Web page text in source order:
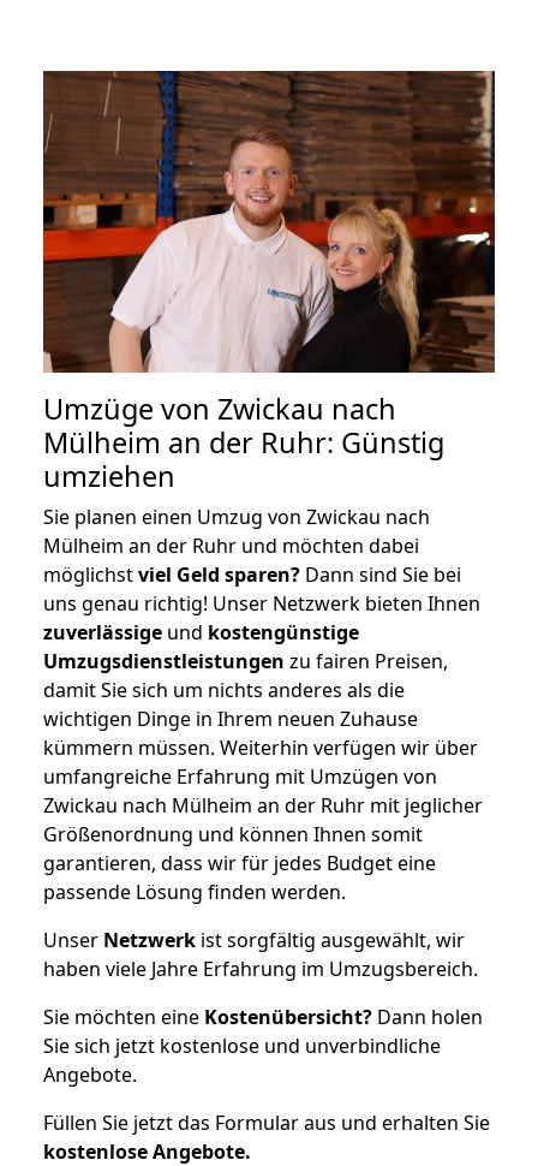
Umzüge von Zwickau nach
Mülheim an der Ruhr: Günstig
umziehen
Sie planen einen Umzug von Zwickau nach
Mülheim an der Ruhr und möchten dabei
möglichstviel Geld sparen? Dann sind Sie bei
uns genau richtig! Unser Netzwerk bieten Ihnen
zuverlässige und kostengünstige
Umzugsdienstleistungen zu fairen Preisen,
damit Sie sich um nichts anderes als die
wichtigen Dinge in Ihrem neuen Zuhause
kümmern müssen. Weiterhin verfügen wir über
umfangreiche Erfahrung mit Umzügen von
Zwickau nach Mülheim an der Ruhr mit jeglicher
Größenordnung und können Ihnen somit
garantieren, dass wir für jedes Budget eine
passende Lösung finden werden.
Unser Netzwerk ist sorgfältig ausgewählt, wir
haben viele Jahre Erfahrung im Umzugsbereich.
Sie möchten eine Kostenübersicht? Dann holen
Sie sich jetzt kostenlose und unverbindliche
Angebote.
Füllen Sie jetzt das Formular aus und erhalten Sie
kostenloseAngebote.